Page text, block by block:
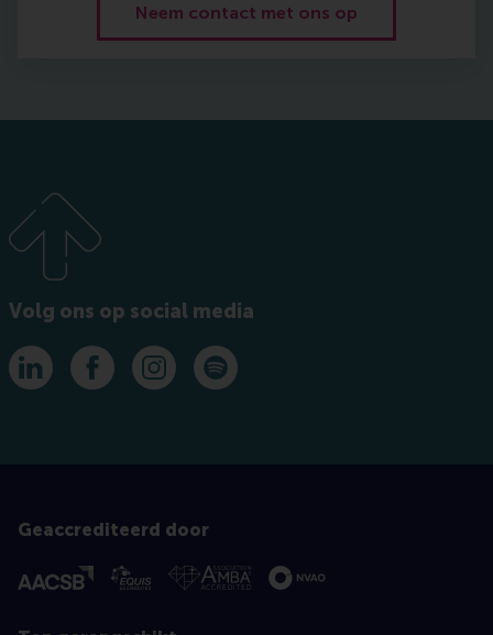
Neem contact met ons op
Volg ons op social media
LinkedInFacebookInstagramSpotify
Geaccrediteerd door